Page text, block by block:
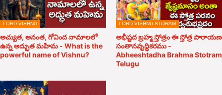
LORD VISHNU
అచ్యుత, అనంత, గోవింద నామాలలో
ఉన్న అద్భుత మహిమ - What is the
powerful name of Vishnu?
LORD VISHNU STORAM
అభీష్టద బ్రహ్మ స్తోత్రం ఈ స్తోత్ర పారాయణ
సంతానవృధ్ధికరము -
Abheeshtadha Brahma Stotram
Telugu